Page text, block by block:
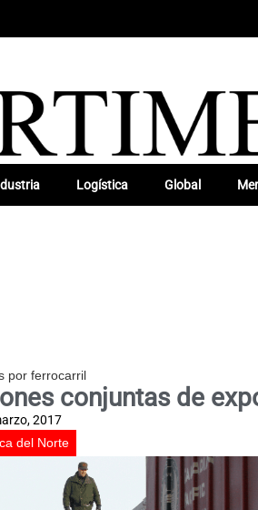
Logística Global
por ferrocarril
conjuntas de
2017
del Norte